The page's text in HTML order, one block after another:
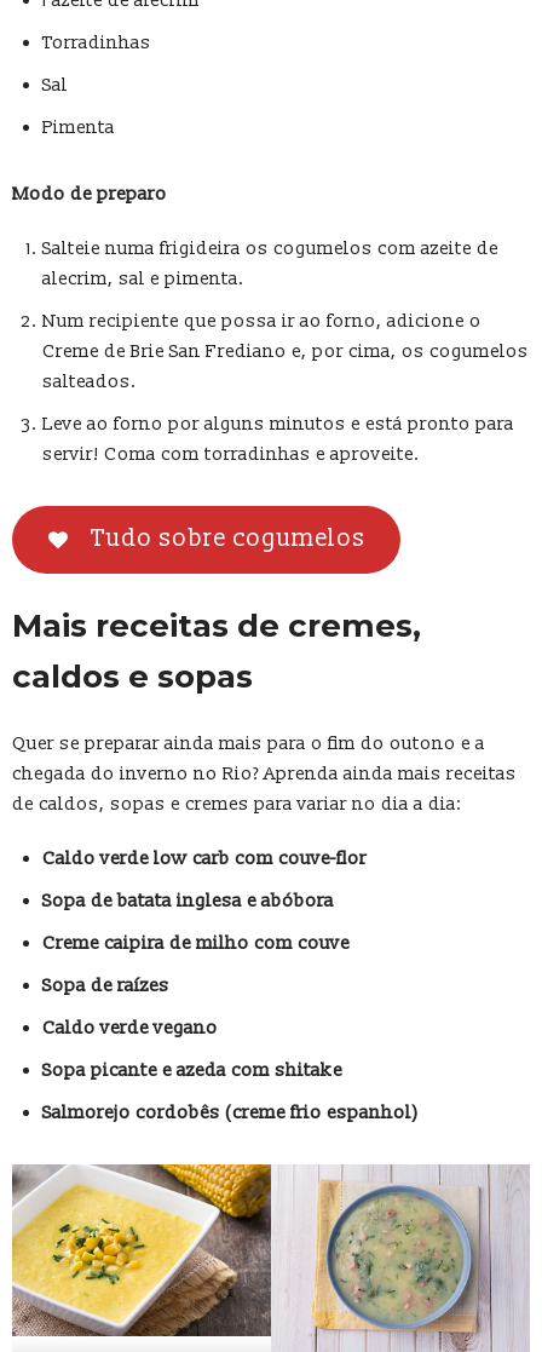
Torradinhas
Sal
Pimenta
Modo de preparo
Salteie numa frigideira os cogumelos com azeite de
alecrim, sal e pimenta.
Num recipiente que possa ir ao forno, adicione o
Creme de Brie San Frediano e, por cima, os cogumelos
salteados.
Leve ao forno por alguns minutos e está pronto para
servir! Coma com torradinhas e aproveite.
Tudo sobre cogumelos
Mais receitas de cremes,
caldos e sopas
Quer se preparar ainda mais para o fim do outono e a
chegada do inverno no Rio? Aprenda ainda mais receitas
de caldos, sopas e cremes para variar no dia a dia:
Caldo verde low carb com couve-flor
Sopa de batata inglesa e abóbora
Creme caipira de milho com couve
Sopa de raízes
Caldo verde vegano
Sopa picante e azeda com shitake
Salmorejo cordobês (creme frio espanhol)